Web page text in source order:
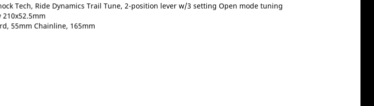
Tech, Ride Dynamics Trail Tune, 2-position lever w/3 setting Open mode tuning
210x52.5mm
55mm Chainline, 165mm